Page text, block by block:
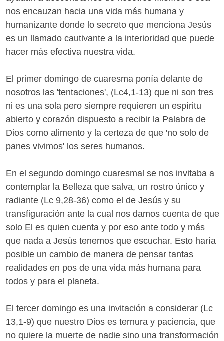
nos encauzan hacia una vida más humana y
humanizante donde lo secreto que menciona Jesús
es un llamado cautivante a la interioridad que puede
hacer más efectiva nuestra vida.
El primer domingo de cuaresma ponía delante de
nosotros las 'tentaciones', (Lc4,1-13) que ni son tres
ni es una sola pero siempre requieren un espíritu
abierto y corazón dispuesto a recibir la Palabra de
Dios como alimento y la certeza de que 'no solo de
panes vivimos' los seres humanos.
En el segundo domingo cuaresmal se nos invitaba a
contemplar la Belleza que salva, un rostro único y
radiante (Lc 9,28-36) como el de Jesús y su
transfiguración ante la cual nos damos cuenta de que
solo El es quien cuenta y por eso ante todo y más
que nada a Jesús tenemos que escuchar. Esto haría
posible un cambio de manera de pensar tantas
realidades en pos de una vida más humana para
todos y para el planeta.
El tercer domingo es una invitación a considerar (Lc
13,1-9) que nuestro Dios es ternura y paciencia, que
no quiere la muerte de nadie sino una transformación